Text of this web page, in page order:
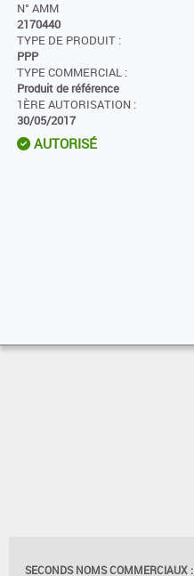
N° AMM
2170440
TYPE DE PRODUIT :
PPP
TYPE COMMERCIAL :
Produit de référence
1ÈRE AUTORISATION :
30/05/2017
AUTORISÉ
SECONDS NOMS COMMERCIAUX :